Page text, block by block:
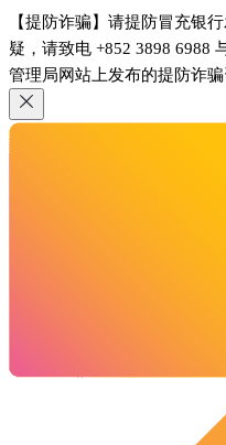
【提防诈骗】请提防冒充银
疑，请致电 +852 3898 6988
管理局网站上发布的提防诈骗